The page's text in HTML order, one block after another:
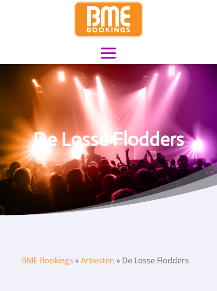
De Losse Flodders
BME Bookings »Artiesten » De Losse Flodders